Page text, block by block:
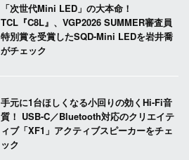
「次世代Mini LED」の大本命！
TCL『C8L』、VGP2026 SUMMER審査員
特別賞を受賞したSQD-Mini LEDを岩井喬
がチェック
手元に1台ほしくなる小回りの効くHi-Fi音
質！ USB-C／Bluetooth対応のクリエイテ
ィブ「XF1」アクティブスピーカーをチェ
ック